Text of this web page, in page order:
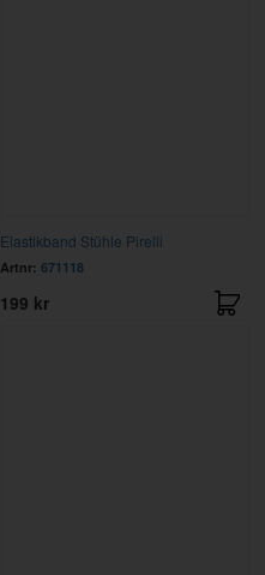
Elastikband Stühle Pirelli
Artnr: 671118
199 kr